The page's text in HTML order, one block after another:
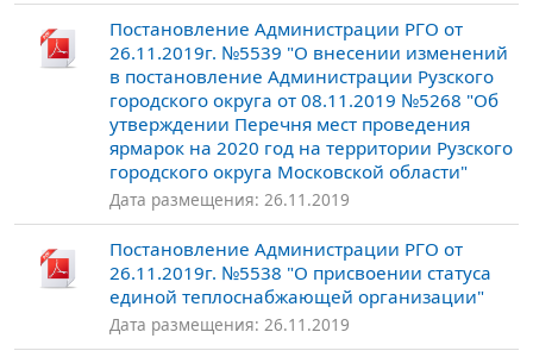
Постановление Администрации РГО от
26.11.2019г. №5539 "О внесении изменений
в постановление Администрации Рузского
городского округа от 08.11.2019 №5268 "Об
утверждении Перечня мест проведения
ярмарок на 2020 год на территории Рузского
городского округа Московской области"
Дата размещения: 26.11.2019
Постановление Администрации РГО от
26.11.2019г. №5538 "О присвоении статуса
единой теплоснабжающей организации"
Дата размещения: 26.11.2019